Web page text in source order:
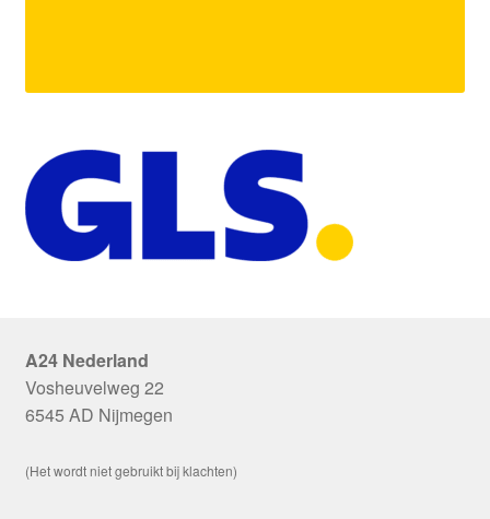
A24 Nederland
Vosheuvelweg 22
6545 AD Nijmegen
(Het wordt niet gebruikt bij klachten)